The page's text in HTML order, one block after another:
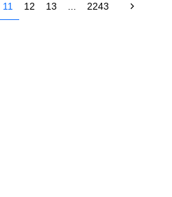
11 12 13 2243